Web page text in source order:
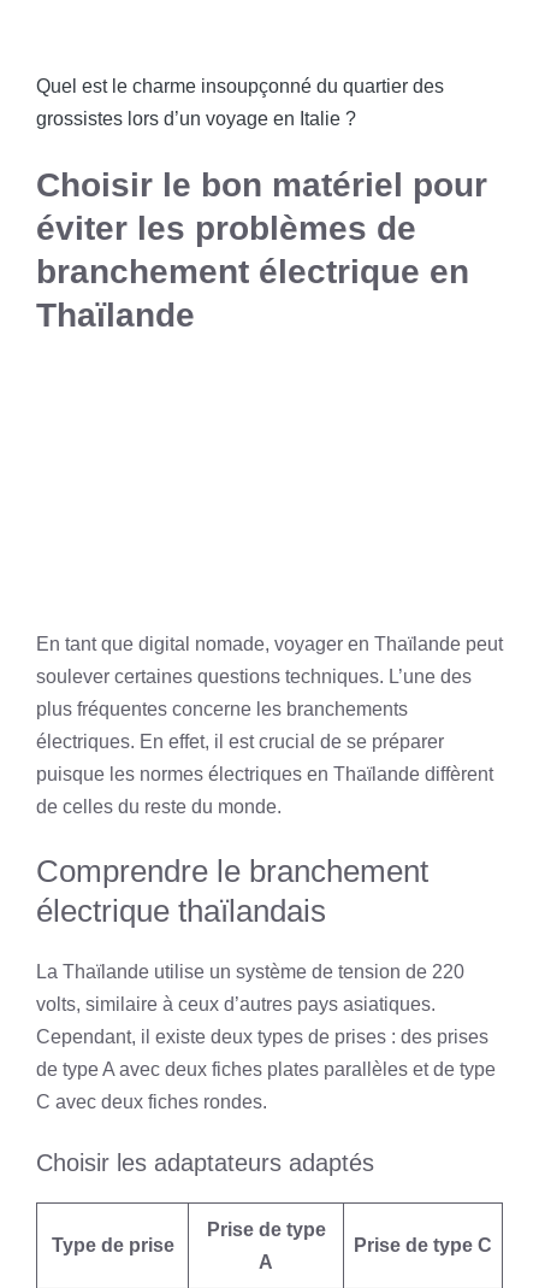
Quel est le charme insoupçonné du quartier des
grossistes lors d’un voyage en Italie ?
Choisir le bon matériel pour
éviter les problèmes de
branchement électrique en
Thaïlande
En tant que digital nomade, voyager en Thaïlande peut
soulever certaines questions techniques. L’une des
plus fréquentes concerne les branchements
électriques. En effet, il est crucial de se préparer
puisque les normes électriques en Thaïlande diffèrent
de celles du reste du monde.
Comprendre le branchement
électrique thaïlandais
La Thaïlande utilise un système de tension de 220
volts, similaire à ceux d’autres pays asiatiques.
Cependant, il existe deux types de prises : des prises
de type A avec deux fiches plates parallèles et de type
C avec deux fiches rondes.
Choisir les adaptateurs adaptés
Type de prise
Prise de type
A
Prise de type C